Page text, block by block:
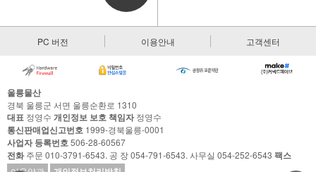
PC 버전 이용안내 고객센터
울릉물산
경북 울릉군 서면 울릉순환로 1310
대표 정영수 개인정보 보호 책임자정영수
통신판매업신고번호 1999-경북울릉-0001
사업자 등록번호506-28-60567
전화주문 010-3791-6543. 공 장 054-791-6543. 사무실 054-252-6543 팩스